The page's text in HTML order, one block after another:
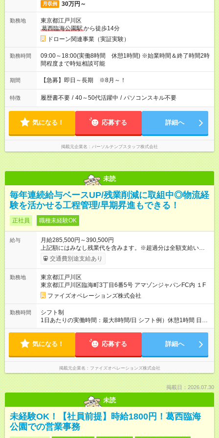
月収例 30万円～
勤務地
東京都江戸川区
葛西臨海公園駅から徒歩14分
ドローン関連事業（実証実験）
勤務時間
09:00～18:00(実働8時間 休憩1時間) ※始業時間＆終了時間2時
間程度まで時短相談可能
期間 【急募】即日～長期 ※8月～！
特徴 履歴書不要 / 40～50代活躍中 / パソコンスキル不要
気になる！ 応募する 詳細へ
掲載元企業名 パーソルテンプスタッフ株式会社
未読
毎年連続給与ベースUP/残業削減に取組中◎物流経
験を活かせる工程管理/早期昇進もできる！
正社員 職種未経験OK
給与
月給285,500円～390,500円
上記額にはみなし残業代を含みます。※超過分は全額支給いたし
ます。 みなし残業代 44,000円 ～ 60,000円／月 みなし残業時
間 25時間／月 ・能力や経験などを考慮して決定します。 ・上記
す。 ・超過分は全額支給します。 2年連続給与のベースアップ
を行っており、まだまだ規模拡大を進めております！ 【試用期
間】試用期間あり 試用期間の長さ：3ヶ月 雇用形態、給与は本
採用時と同じです。
交通費別途支給あり
勤務地
東京都江戸川区
東京都江戸川区臨海町3丁目6番5号 アマゾンジャパンFC内 １F
ファイズオペレーションズ株式会社
勤務時間
シフト制
1日あたりの実働時間：最大8時間/日 シフト例）休憩1時間 日
勤 8:00～19:00 9:00～20:00 夜勤 21:00～翌6:00 ※日
については面接にてお伺いしております ご家庭の事情等によ
気になる！ 応募する 詳細へ
掲載元企業名 ファイズオペレーションズ株式会社
掲載日：2026.07.30
未読
未経験OK！【社員前提】時給1800円！葛西臨海
公園での営業事務